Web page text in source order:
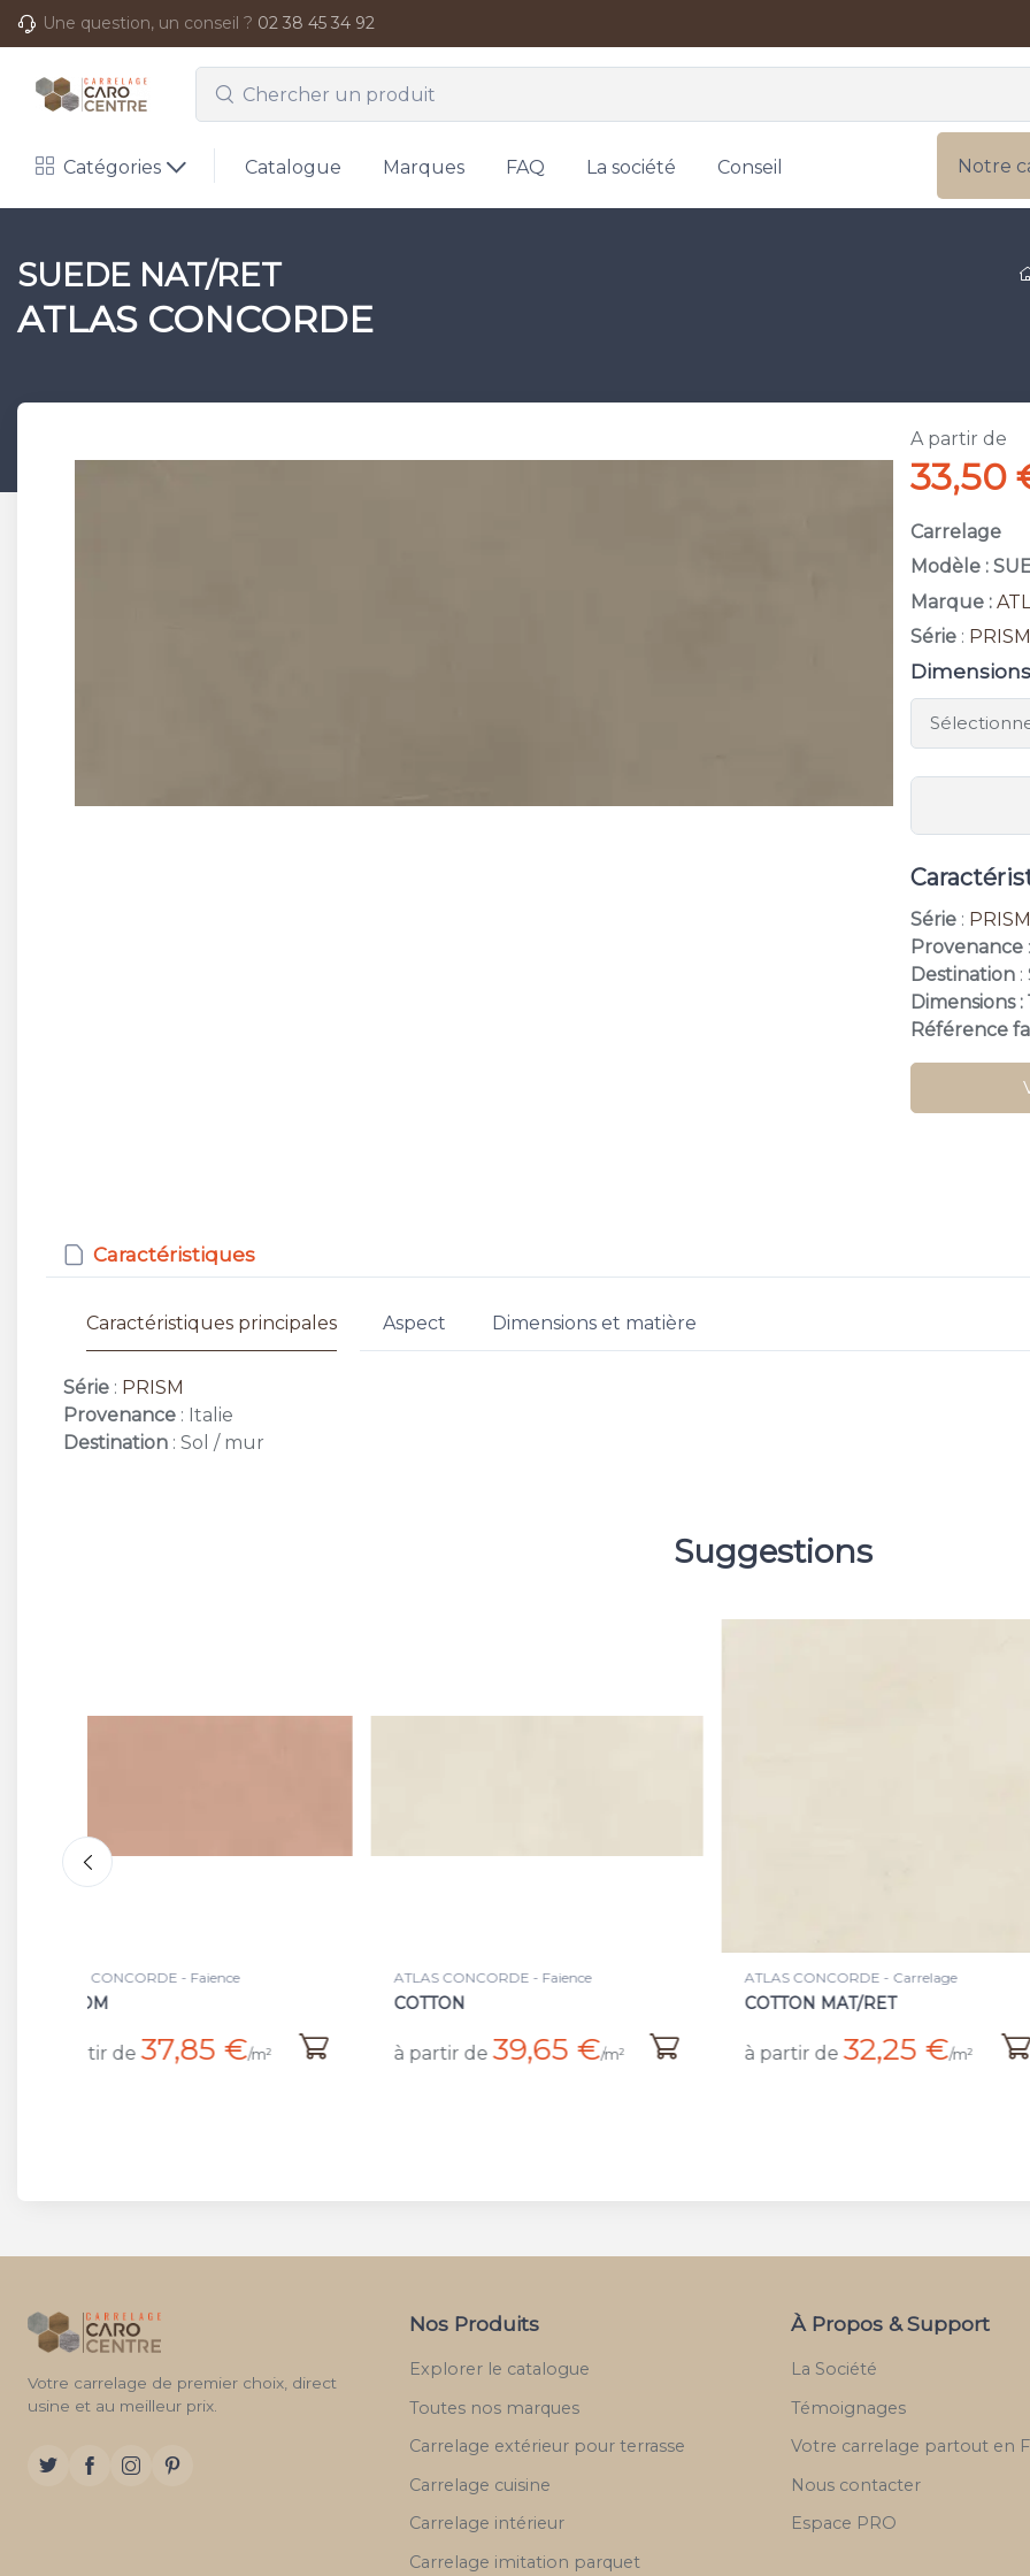
Une question, un conseil ? 02 38 45 34 92
Catégories Catalogue Marques FAQ La société Conseil Notre
SUEDE NAT/RET
ATLAS CONCORDE
A partir de
33,50
Carrelage
Modèle :
Marque :
Série : PRISM
Dimensions
Série : PRISM
Provenance
Destination :
Dimensions
Référence
Caractéristiques
Caractéristiques principales Aspect Dimensions et matière
Série : PRISM
Provenance : Italie
Destination : Sol / mur
Suggestions
ATLAS CONCORDE - Faience
à partir de 39,65 €
ATLAS CONCORDE - Carrelage
à partir de 32,25 €/m²
ATLAS CONCORDE - Faience
GRADIENT MAT/RET
à partir de 44,90 €
Votre carrelage de premier choix, direct
usine et au meilleur prix.
Nos Produits
Explorer le catalogue
Toutes nos marques
Carrelage extérieur pour terrasse
Carrelage cuisine
Carrelage intérieur
Carrelage imitation parquet
À Propos & Support
La Société
Témoignages
Votre carrelage partout en
Nous contacter
Espace PRO